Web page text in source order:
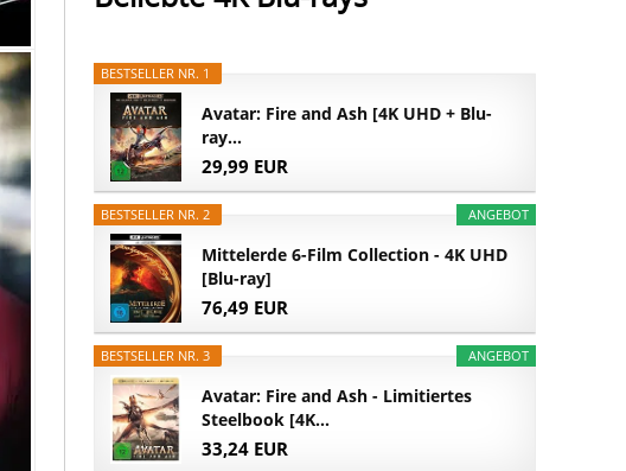
BESTSELLER NR. 1
Avatar: Fire and Ash [4K UHD + Blu-
ray...
29,99 EUR
ANGEBOT
BESTSELLER NR. 2
Mittelerde 6-Film Collection - 4K UHD
[Blu-ray]
76,49 EUR
ANGEBOT
BESTSELLER NR. 3
Avatar: Fire and Ash - Limitiertes
Steelbook [4K...
33,24 EUR